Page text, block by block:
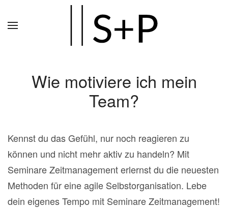
Wie motiviere ich mein
Team?
Kennst du das Gefühl, nur noch reagieren zu
können und nicht mehr aktiv zu handeln? Mit
Seminare Zeitmanagement erlernst du die neuesten
Methoden für eine agile Selbstorganisation. Lebe
dein eigenes Tempo mit Seminare Zeitmanagement!